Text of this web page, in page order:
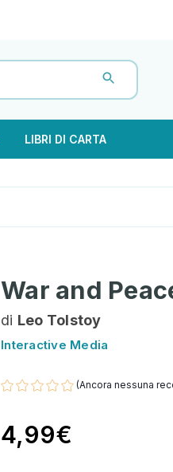
LIBRI DI CARTA
War and
di Leo Tolstoy
Interactive Media
(Ancora nessuna
4,99€